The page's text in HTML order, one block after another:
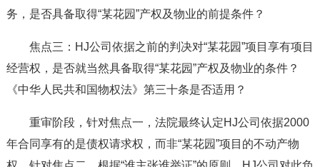
务，是否具备取得“某花园”产权及物业的前提条件？
焦点三：HJ公司依据之前的判决对“某花园”项目享有项目
经营权，是否就当然具备取得“某花园”产权及物业的条件？
《中华人民共和国物权法》第三十条是否适用？
重审阶段，针对焦点一，法院最终认定HJ公司依据2000
年合同享有的是债权请求权，而非“某花园”项目的不动产物